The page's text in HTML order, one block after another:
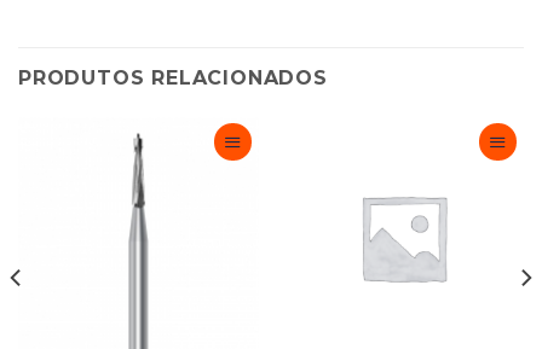
PRODUTOS RELACIONADOS
Favoritos